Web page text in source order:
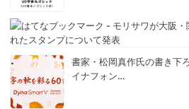
書家・松岡真作氏の書き下
イナフォン…